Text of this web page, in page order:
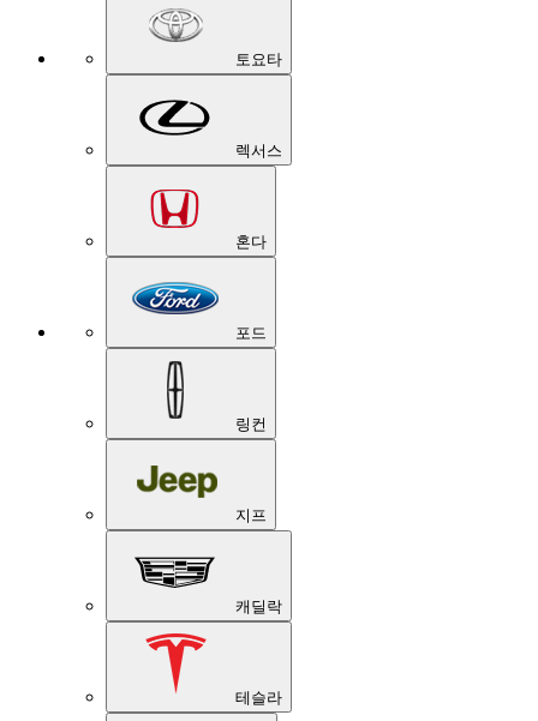
토요타
렉서스
혼다
포드
링컨
지프
캐딜락
테슬라